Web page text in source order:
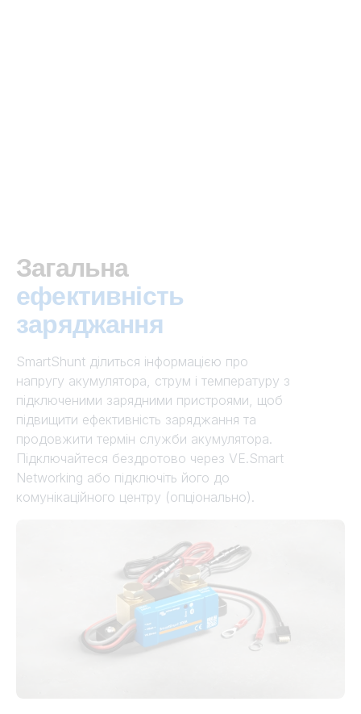
Загальна
ефективність
заряджання
SmartShunt ділиться інформацією про
напругу акумулятора, струм і температуру з
підключеними зарядними пристроями, щоб
підвищити ефективність заряджання та
продовжити термін служби акумулятора.
Підключайтеся бездротово через VE.Smart
Networking або підключіть його до
комунікаційного центру (опціонально).